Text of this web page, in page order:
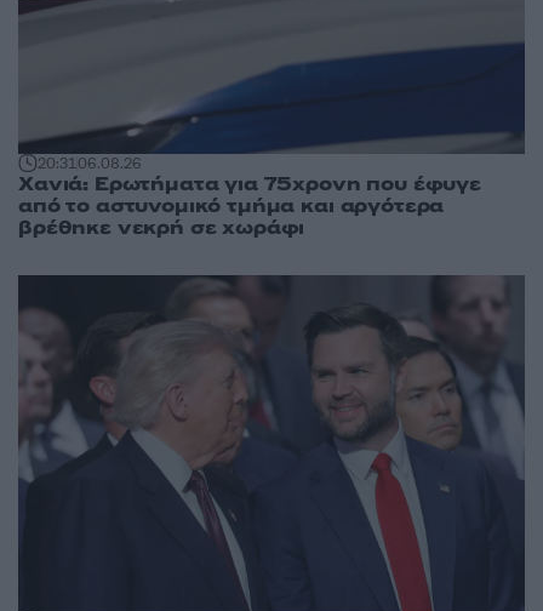
20:3106.08.26
Χανιά: Ερωτήματα για 75χρονη που έφυγε
από το αστυνομικό τμήμα και αργότερα
βρέθηκε νεκρή σε χωράφι